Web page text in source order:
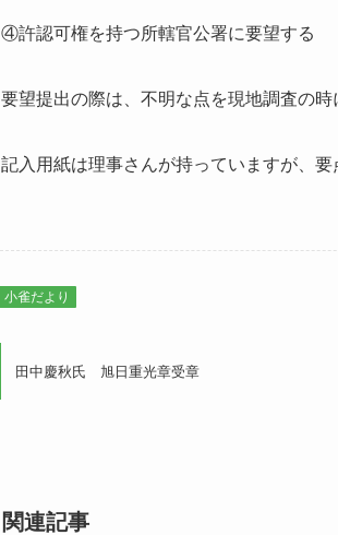
④許認可権を持つ所轄官公署に要望する
要望提出の際は、不明な点を現地調査の
記入用紙は理事さんが持っていますが、
小雀だより
田中慶秋氏 旭日重光章受章
関連記事